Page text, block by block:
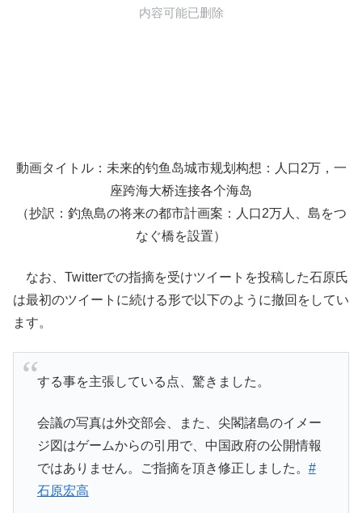
動画タイトル：未来的钓鱼岛城市规划构想：人口2万，一
座跨海大桥连接各个海岛
（抄訳：釣魚島の将来の都市計画案：人口2万人、島をつ
なぐ橋を設置）
なお、Twitterでの指摘を受けツイートを投稿した石原氏
は最初のツイートに続ける形で以下のように撤回をしてい
ます。
する事を主張している点、驚きました。
会議の写真は外交部会、また、尖閣諸島のイメー
ジ図はゲームからの引用で、中国政府の公開情報
ではありません。ご指摘を頂き修正しました。 #
石原宏高